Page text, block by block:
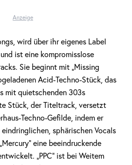
Anzeige
wird über ihr eigenes Label
ist eine kompromisslose
Sie beginnt mit „Missing
Acid-Techno-Stück, das
mit quietschenden 303s
Stück, der Titeltrack, versetzt
Techno-Gefilde, indem er
sphärischen Vocals
eine beeindruckende
„PPC“ ist bei Weitem